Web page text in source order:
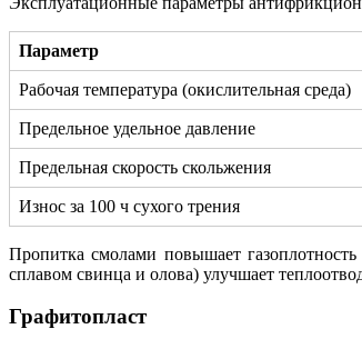
Параметр
Рабочая температура (окислительная среда)
Предельное удельное давление
Предельная скорость скольжения
Износ за 100 ч сухого трения
Пропитка смолами повышает
сплавом свинца и олова) улучшает
Графитопласт